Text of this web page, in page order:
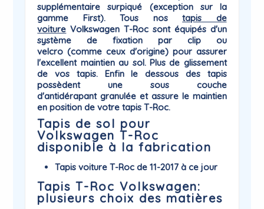
supplémentaire surpiqué (exception sur la
gamme First). Tous nostapis de
voiture Volkswagen T-Roc sont équipés d'un
système defixation par clip ou
velcro (comme ceux d'origine) pour assurer
l'excellent maintien au sol. Plus de glissement
de vos tapis. Enfin le dessous des tapis
possèdent une sous couche
d'antidérapantgranulée et assure le maintien
en position de votre tapis T-Roc.
Tapis de sol pour
Volkswagen T-Roc
disponible à la fabrication
Tapis voiture T-Roc de 11-2017 à ce jour
Tapis T-Roc Volkswagen:
plusieurs choix des matières